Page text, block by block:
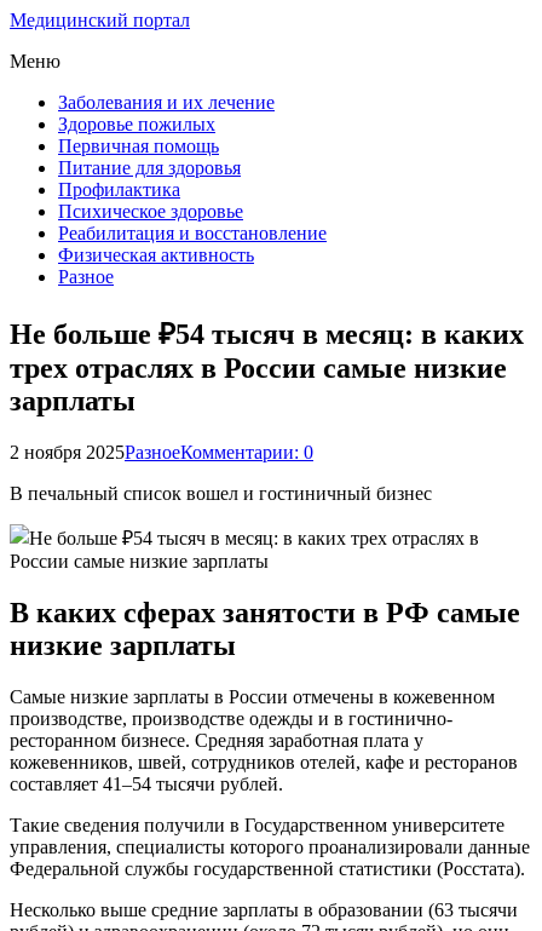
Медицинский портал
Меню
Заболевания и их лечение
Здоровье пожилых
Первичная помощь
Питание для здоровья
Профилактика
Психическое здоровье
Реабилитация и восстановление
Физическая активность
Разное
Не больше ₽54 тысяч в месяц: в каких
трех отраслях в России самые низкие
зарплаты
2 ноября 2025РазноеКомментарии: 0
В печальный список вошел и гостиничный бизнес
В каких сферах занятости в РФ самые
низкие зарплаты
Самые низкие зарплаты в России отмечены в кожевенном
производстве, производстве одежды и в гостинично-
ресторанном бизнесе. Средняя заработная плата у
кожевенников, швей, сотрудников отелей, кафе и ресторанов
составляет 41–54 тысячи рублей.
Такие сведения получили в Государственном университете
управления, специалисты которого проанализировали данные
Федеральной службы государственной статистики (Росстата).
Несколько выше средние зарплаты в образовании (63 тысячи